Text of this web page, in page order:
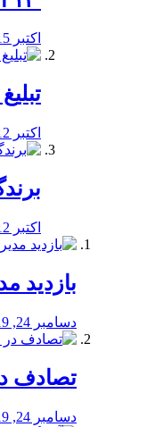
اکتبر 15, 2019
اکتبر 12, 2019
اکتبر 12, 2019
بازدید
دسامبر 24, 2019
تصادف
دسامبر 24, 2019